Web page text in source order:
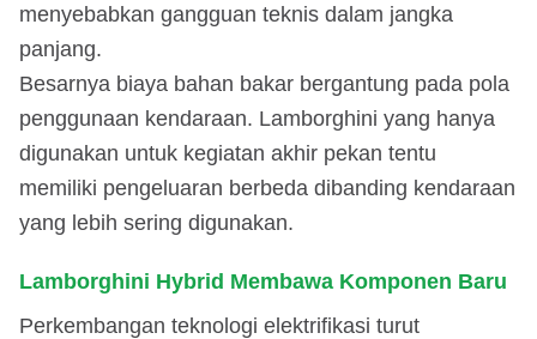
menyebabkan gangguan teknis dalam jangka
panjang.
Besarnya biaya bahan bakar bergantung pada pola
penggunaan kendaraan. Lamborghini yang hanya
digunakan untuk kegiatan akhir pekan tentu
memiliki pengeluaran berbeda dibanding kendaraan
yang lebih sering digunakan.
Lamborghini Hybrid Membawa Komponen Baru
Perkembangan teknologi elektrifikasi turut